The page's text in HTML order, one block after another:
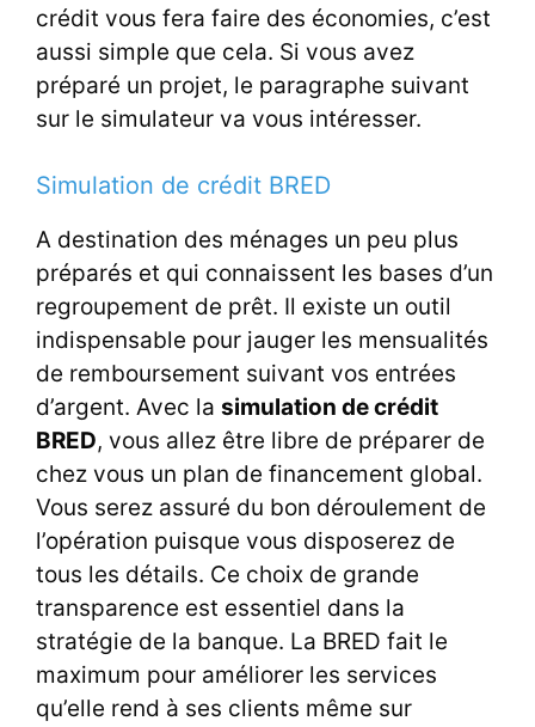
crédit vous fera faire des économies, c’est
aussi simple que cela. Si vous avez
préparé un projet, le paragraphe suivant
sur le simulateur va vous intéresser.
Simulation de crédit BRED
A destination des ménages un peu plus
préparés et qui connaissent les bases d’un
regroupement de prêt. Il existe un outil
indispensable pour jauger les mensualités
de remboursement suivant vos entrées
d’argent. Avec la simulation de crédit
BRED, vous allez être libre de préparer de
chez vous un plan de financement global.
Vous serez assuré du bon déroulement de
l’opération puisque vous disposerez de
tous les détails. Ce choix de grande
transparence est essentiel dans la
stratégie de la banque. La BRED fait le
maximum pour améliorer les services
qu’elle rend à ses clients même sur